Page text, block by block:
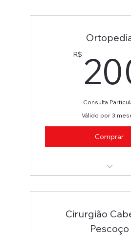
R$
Consulta
Válido por 3
Comprar
Cirurgião
Pescoço